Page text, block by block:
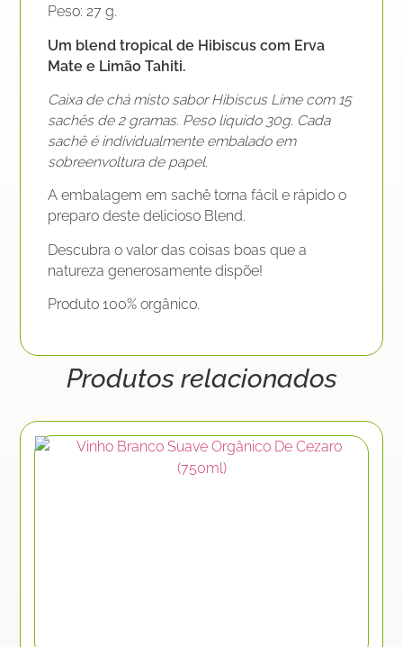
Peso: 27 g.
Um blend tropical de Hibiscus com Erva
Mate e Limão Tahiti.
Caixa de chá misto sabor Hibiscus Lime com 15
sachês de 2 gramas. Peso liquido 30g. Cada
sachê é individualmente embalado em
sobreenvoltura de papel.
A embalagem em sachê torna fácil e rápido o
preparo deste delicioso Blend.
Descubra o valor das coisas boas que a
natureza generosamente dispõe!
Produto 100% orgânico.
Produtos relacionados